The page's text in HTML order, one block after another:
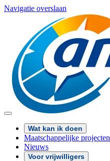
Navigatie overslaan
Wat kan ik doen
Maatschappelijke projecten
Nieuws
Voor vrijwilligers